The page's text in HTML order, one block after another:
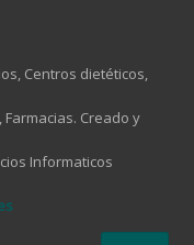
Centros dietéticos,
Creado y
Informaticos